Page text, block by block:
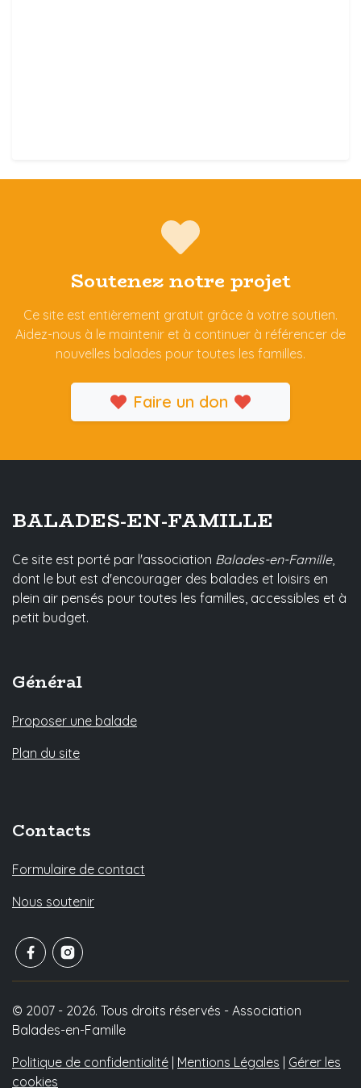
Soutenez notre projet
Ce site est entièrement gratuit grâce à votre soutien.
Aidez-nous à le maintenir et à continuer à référencer de
nouvelles balades pour toutes les familles.
Faire un don
BALADES-EN-FAMILLE
Ce site est porté par l'association Balades-en-Famille,
dont le but est d'encourager des balades et loisirs en
plein air pensés pour toutes les familles, accessibles et à
petit budget.
Général
Proposer une balade
Plan du site
Contacts
Formulaire de contact
Nous soutenir
© 2007 - 2026. Tous droits réservés - Association
Balades-en-Famille
Politique de confidentialité Mentions Légales
Gérer les
cookies